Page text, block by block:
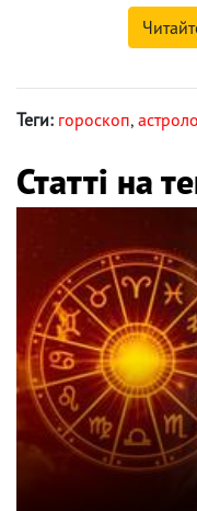
Теги: гороскоп,
Статті на